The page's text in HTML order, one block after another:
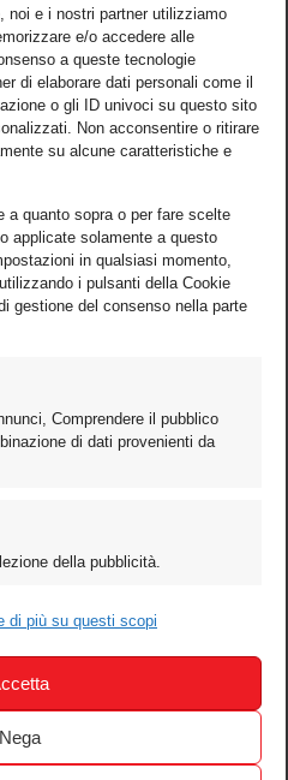
noi e i nostri partner utilizziamo
e/o accedere alle
a queste tecnologie
di elaborare dati personali come il
o gli ID univoci su questo sito
Non acconsentire o ritirare
su alcune caratteristiche e
a quanto sopra o per fare scelte
applicate solamente a questo
in qualsiasi momento,
i pulsanti della Cookie
gestione del consenso nella parte
Comprendere il pubblico
di dati provenienti da
della pubblicità.
di più su questi scopi
Nega